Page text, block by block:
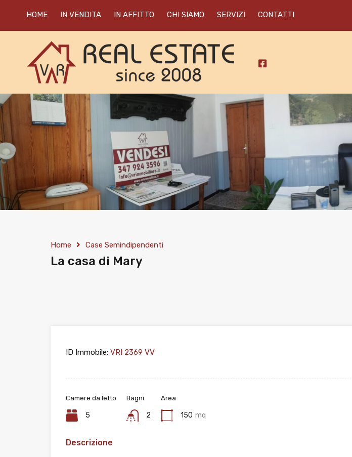
HOME IN VENDITA IN AFFITTO CHI SIAMO SERVIZI CONTATTI
Home Case Semindipendenti
La casa di Mary
ID Immobile: VRI 2369 VV
Camere da letto
5
Bagni
2
Area
150 mq
Descrizione